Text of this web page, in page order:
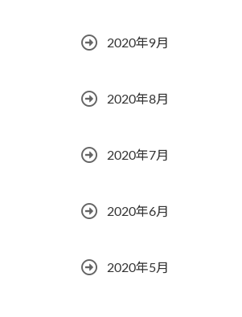
2020年9月
2020年8月
2020年7月
2020年6月
2020年5月